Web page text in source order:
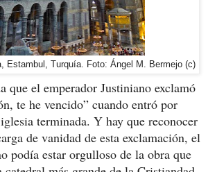
Estambul, Turquía. Foto: Ángel M. Bermejo (c)
que el emperador Justiniano exclamó
te he vencido” cuando entró por
terminada. Y hay que reconocer
de vanidad de esta exclamación, el
podía estar orgulloso de la obra que